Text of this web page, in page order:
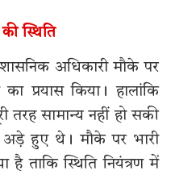
स्थिति
अधिकारी मौके पर
प्रयास किया। हालांकि
तरह सामान्य नहीं हो सकी
हुए थे। मौके पर भारी
है ताकि स्थिति नियंत्रण में